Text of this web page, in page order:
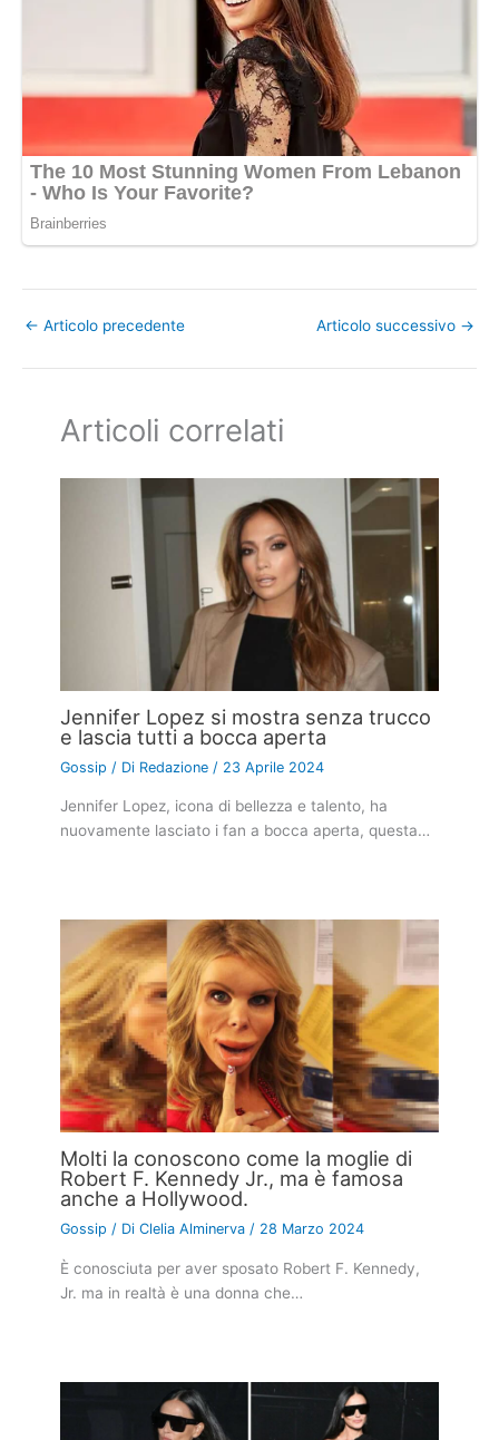
← Articolo precedente Articolo successivo →
Articoli correlati
Jennifer Lopez si mostra senza trucco
e lascia tutti a bocca aperta
Gossip / Di Redazione / 23 Aprile 2024
Jennifer Lopez, icona di bellezza e talento, ha
nuovamente lasciato i fan a bocca aperta, questa…
Molti la conoscono come la moglie di
Robert F. Kennedy Jr., ma è famosa
anche a Hollywood.
Gossip / DiClelia Alminerva/ 28 Marzo 2024
È conosciuta per aver sposato Robert F. Kennedy,
Jr. ma in realtà è una donna che…